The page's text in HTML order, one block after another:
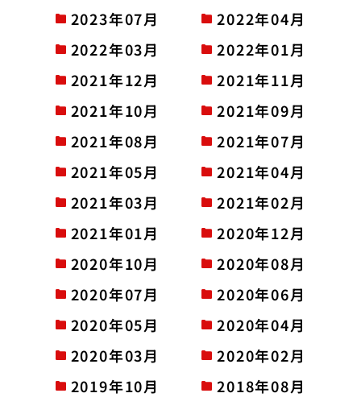
2023年07月
2022年04月
2022年03月
2022年01月
2021年12月
2021年11月
2021年10月
2021年09月
2021年08月
2021年07月
2021年05月
2021年04月
2021年03月
2021年02月
2021年01月
2020年12月
2020年10月
2020年08月
2020年07月
2020年06月
2020年05月
2020年04月
2020年03月
2020年02月
2019年10月
2018年08月